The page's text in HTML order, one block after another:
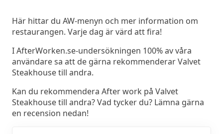
Här hittar du AW-menyn och mer information om
restaurangen. Varje dag är värd att fira!
I AfterWorken.se-undersökningen 100% av våra
användare sa att de gärna rekommenderar Valvet
Steakhouse till andra.
Kan du rekommendera After work på Valvet
Steakhouse till andra? Vad tycker du? Lämna gärna
en recension nedan!